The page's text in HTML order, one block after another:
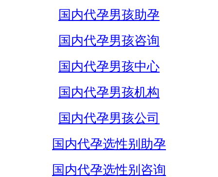
国内代孕男孩助孕
国内代孕男孩咨询
国内代孕男孩中心
国内代孕男孩机构
国内代孕男孩公司
国内代孕选性别助孕
国内代孕选性别咨询